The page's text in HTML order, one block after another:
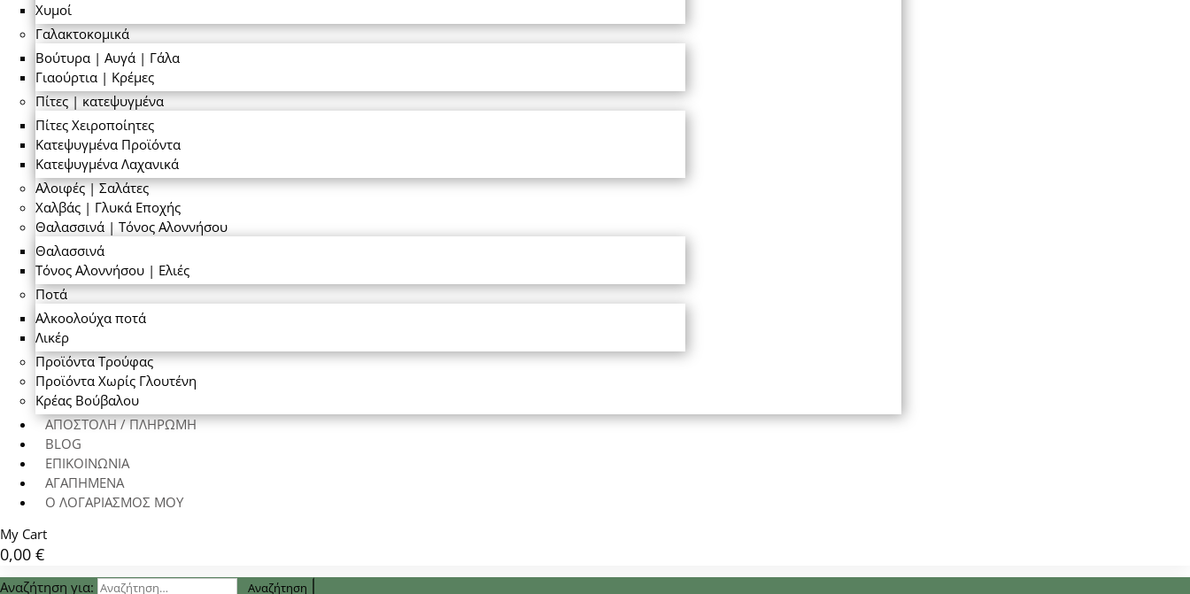
Χυμοί
Γαλακτοκομικά
Βούτυρα | Αυγά | Γάλα
Γιαούρτια | Κρέμες
Πίτες | κατεψυγμένα
Πίτες Χειροποίητες
Κατεψυγμένα Προϊόντα
Κατεψυγμένα Λαχανικά
Αλοιφές | Σαλάτες
Χαλβάς | Γλυκά Εποχής
Θαλασσινά | Τόνος Αλοννήσου
Θαλασσινά
Τόνος Αλοννήσου | Ελιές
Ποτά
Αλκοολούχα ποτά
Λικέρ
Προϊόντα Τρούφας
Προϊόντα Χωρίς Γλουτένη
Κρέας Βούβαλου
ΑΠΟΣΤΟΛΗ / ΠΛΗΡΩΜΗ
BLOG
ΕΠΙΚΟΙΝΩΝΙΑ
ΑΓΑΠΗΜΕΝΑ
Ο ΛΟΓΑΡΙΑΣΜΟΣ ΜΟΥ
My Cart
0,00 €
Αναζήτηση για: